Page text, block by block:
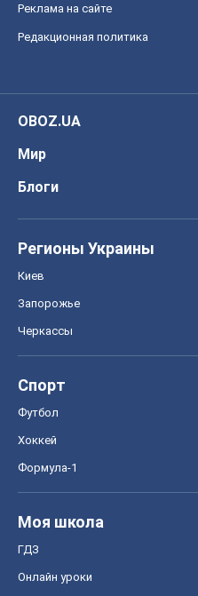
Реклама на сайте
Редакционная политика
OBOZ.UA
Мир
Блоги
Регионы Украины
Киев
Запорожье
Черкассы
Спорт
Футбол
Хоккей
Формула-1
Моя школа
ГДЗ
Онлайн уроки